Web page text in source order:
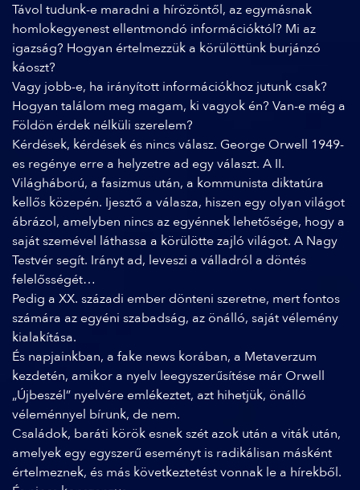
Távol tudunk-e maradni a hírözöntől, az egymásnak
homlokegyenest ellentmondó információktól? Mi az
igazság? Hogyan értelmezzük a körülöttünk burjánzó
káoszt?
Vagy jobb-e, ha irányított információkhoz jutunk csak?
Hogyan találom meg magam, ki vagyok én? Van-e még a
Földön érdek nélküli szerelem?
Kérdések, kérdések és nincs válasz. George Orwell 1949-
es regénye erre a helyzetre ad egy választ. A II.
Világháború, a fasizmus után, a kommunista diktatúra
kellős közepén. Ijesztő a válasza, hiszen egy olyan világot
ábrázol, amelyben nincs az egyénnek lehetősége, hogy a
saját szemével láthassa a körülötte zajló világot. A Nagy
Testvér segít. Irányt ad, leveszi a válladról a döntés
felelősségét…
Pedig a XX. századi ember dönteni szeretne, mert fontos
számára az egyéni szabadság, az önálló, saját vélemény
kialakítása.
És napjainkban, a fake news korában, a Metaverzum
kezdetén, amikor a nyelv leegyszerűsítése már Orwell
„Újbeszél” nyelvére emlékeztet, azt hihetjük, önálló
véleménnyel bírunk, de nem.
Családok, baráti körök esnek szét azok után a viták után,
amelyek egy egyszerű eseményt is radikálisan másként
értelmeznek, és más következtetést vonnak le a hírekből.